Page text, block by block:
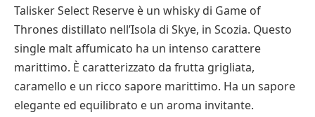
Talisker Select Reserve è un whisky di Game of
Thrones distillato nell’Isola di Skye, in Scozia. Questo
single malt affumicato ha un intenso carattere
marittimo. È caratterizzato da frutta grigliata,
caramello e un ricco sapore marittimo. Ha un sapore
elegante ed equilibrato e un aroma invitante.